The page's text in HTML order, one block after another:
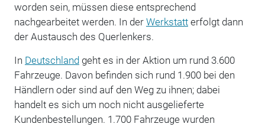
worden sein, müssen diese entsprechend
nachgearbeitet werden. In der Werkstatterfolgt dann
der Austausch des Querlenkers.
In Deutschlandgeht es in der Aktion um rund 3.600
Fahrzeuge. Davon befinden sich rund 1.900 bei den
Händlern oder sind auf den Weg zu ihnen; dabei
handelt es sich um noch nicht ausgelieferte
Kundenbestellungen. 1.700 Fahrzeuge wurden